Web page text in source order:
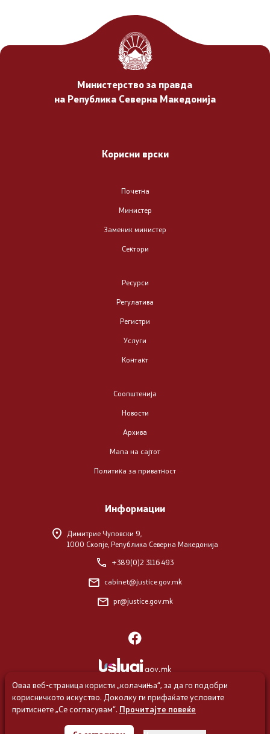
Имплементација на Конвенцијата на ОН против
корупцијата
Политика на интегритет
Завршени конкурси
Заштита на лични податоци
Предлози и поплаки
Регистри
Министерство за правда
на Република Северна Македонија
Корисни врски
Почетна
Министер
Заменик министер
Сектори
Ресурси
Регулатива
Регистри
Услуги
Контакт
Соопштенија
Новости
Архива
Мапа на сајтот
Политика за приватност
Информации
Димитрие Чуповски 9,
1000 Скопје, Република Северна Македонија
+389(0)2 3116 493
cabinet@justice.gov.mk
pr@justice.gov.mk
© 2026 Министерство за правда
Оваа веб-страница користи „колачиња“, за да го подобри
корисничкото искуство. Доколку ги прифаќате условите
притиснете „Се согласувам“. Прочитајте повеќе